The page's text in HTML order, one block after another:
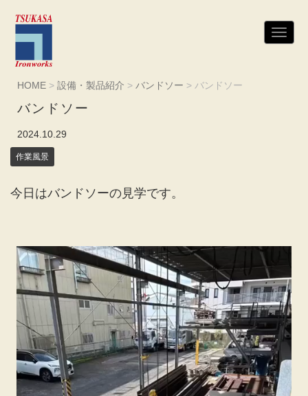
N
a
HOME > 設備・製品紹介 > バンドソー > バンドソー
バンドソー
2024.10.29
作業風景
今日はバンドソーの見学です。
動
画
プ
レ
ー
ヤ
ー